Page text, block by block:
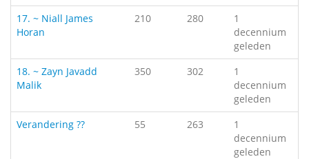
17. ~ Niall James
Horan
210 280
1
decennium
geleden
18. ~ Zayn Javadd
Malik
350 302
1
decennium
geleden
Verandering ??
55 263
1
decennium
geleden